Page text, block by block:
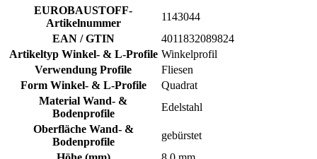
EUROBAUSTOFF-
Artikelnummer
1143044
EAN / GTIN
4011832089824
Artikeltyp Winkel- & L-Profile Winkelprofil
Verwendung Profile
Fliesen
Form Winkel- & L-Profile
Quadrat
Material Wand- &
Bodenprofile
Edelstahl
Oberfläche Wand- &
Bodenprofile
gebürstet